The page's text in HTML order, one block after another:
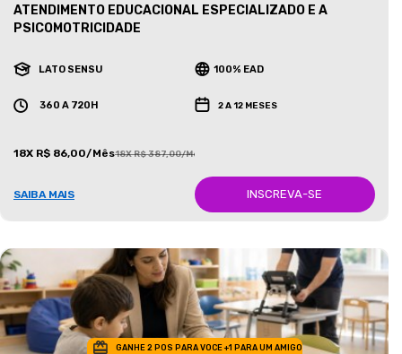
ATENDIMENTO EDUCACIONAL ESPECIALIZADO E A
PSICOMOTRICIDADE
LATO SENSU 100% EAD
360 A 720H 2 A 12 MESES
18X R$ 86,00/Mês18X R$ 387,00/Mês
SAIBA MAIS INSCREVA-SE
GANHE 2 POS PARA VOCE +1 PARA UM AMIGO